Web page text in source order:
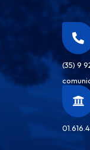
(35) 9